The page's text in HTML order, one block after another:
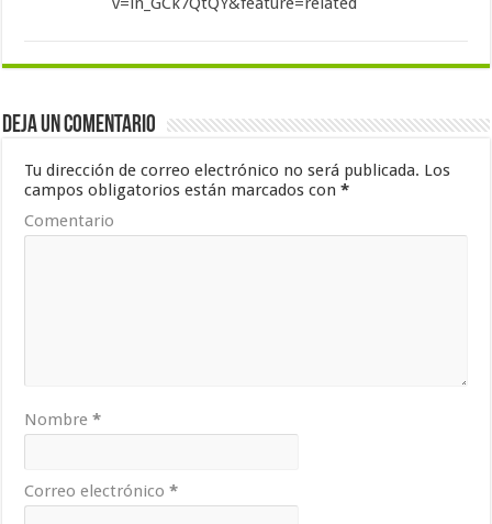
Deja un comentario
Tu dirección de correo electrónico no será publicada. Los
campos obligatorios están marcados con*
Comentario
Nombre*
Correo electrónico*